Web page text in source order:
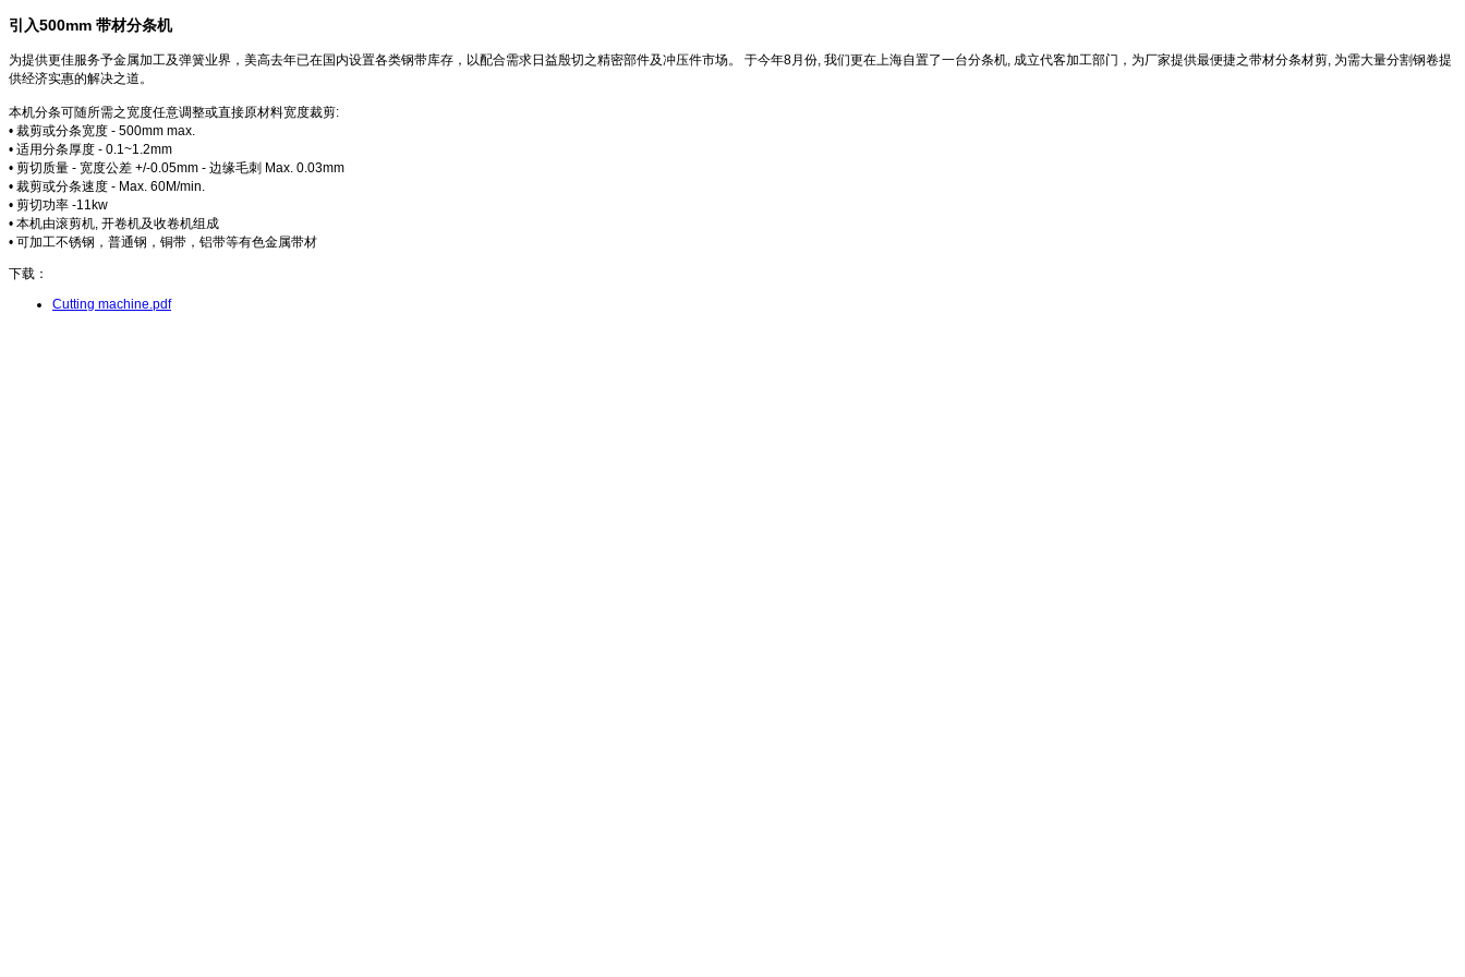
引入500mm 带材分条机
为提供更佳服务予金属加工及弹簧业界，美高去年已在国内设置各类钢带库存，以配合需求日益殷切之精密部件及冲压件市场。 于今年8月份, 我们更在上海自置了一台分条机, 成立代客加工部门，为厂家提供最便捷之带材分条材剪, 为需大量分割钢卷提
供经济实惠的解决之道。
本机分条可随所需之宽度任意调整或直接原材料宽度裁剪:
• 裁剪或分条宽度 - 500mm max.
• 适用分条厚度 - 0.1~1.2mm
• 剪切质量 - 宽度公差 +/-0.05mm - 边缘毛刺 Max. 0.03mm
• 裁剪或分条速度 - Max. 60M/min.
• 剪切功率 -11kw
• 本机由滚剪机, 开卷机及收卷机组成
• 可加工不锈钢，普通钢，铜带，铝带等有色金属带材
下载：
Cutting machine.pdf